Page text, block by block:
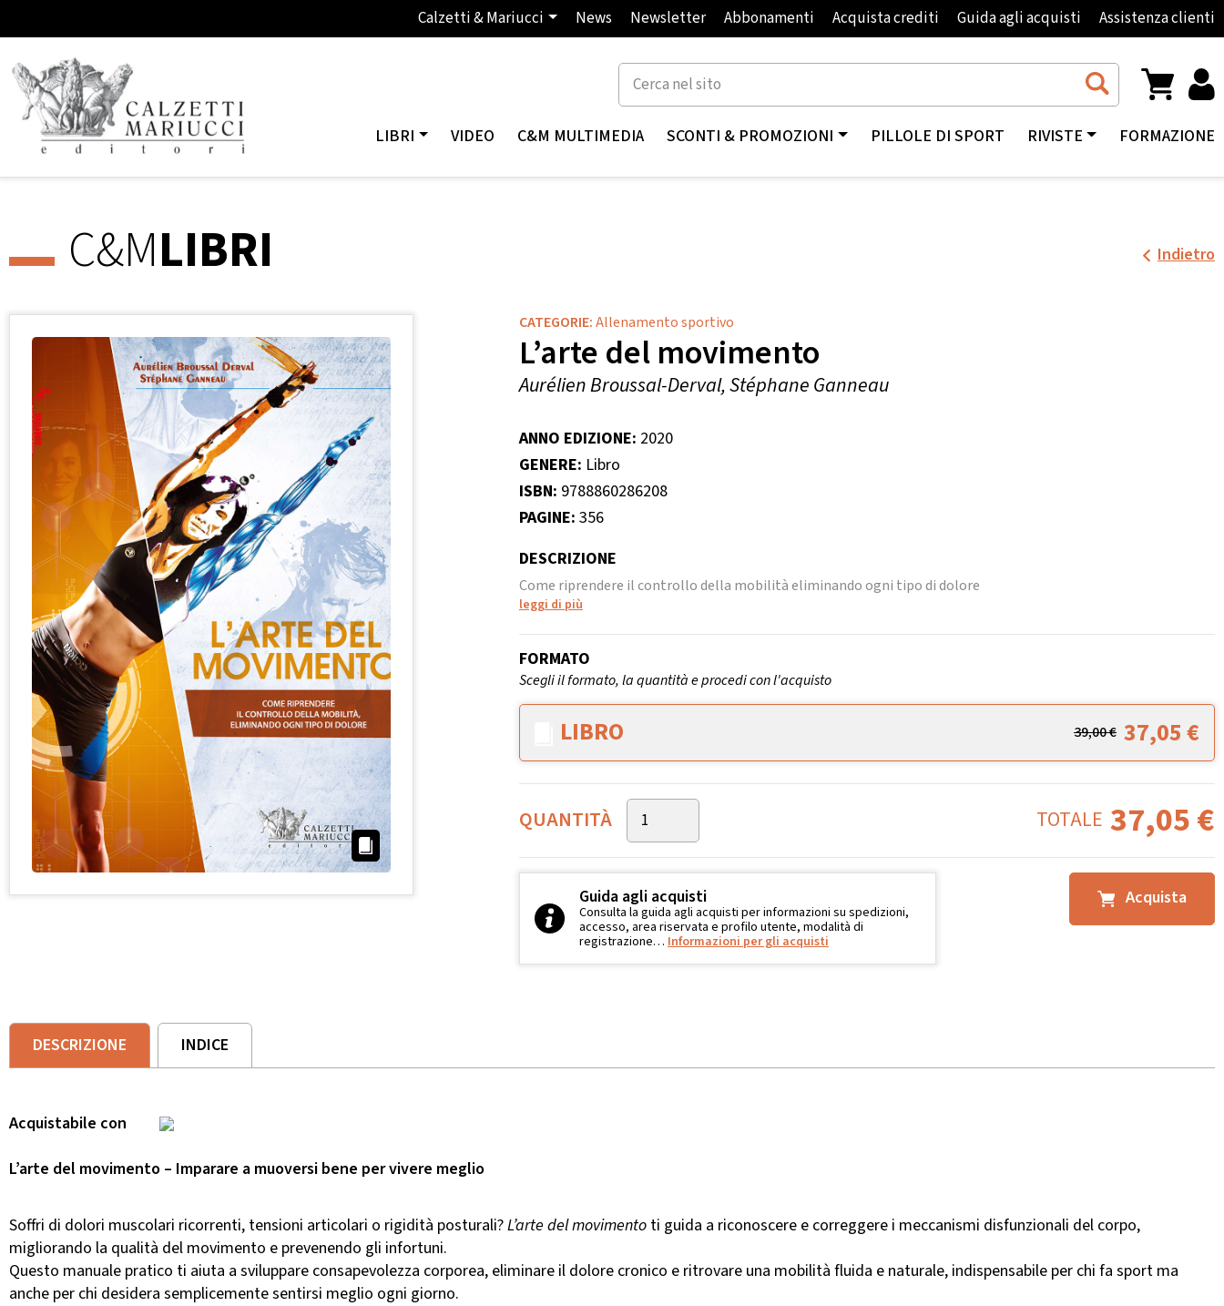
Calzetti & Mariucci News Newsletter Abbonamenti Acquista crediti Guida agli acquisti Assistenza clienti
LIBRI VIDEO C&M MULTIMEDIA SCONTI & PROMOZIONI PILLOLE DI SPORT RIVISTE FORMAZIONE
C&MLIBRI Indietro
CATEGORIE:Allenamento sportivo
L’arte del movimento
Aurélien Broussal-Derval, Stéphane Ganneau
ANNO EDIZIONE: 2020
GENERE: Libro
ISBN: 9788860286208
PAGINE: 356
DESCRIZIONE
Come riprendere il controllo della mobilità eliminando ogni tipo di dolore
leggi di più
FORMATO
Scegli il formato, la quantità e procedi con l'acquisto
LIBRO 39,00€ 37,05€
QUANTITÀ TOTALE 37,05€
Acquista
Guida agli acquisti
Consulta la guida agli acquisti per informazioni su spedizioni,
accesso, area riservata e profilo utente, modalità di
registrazione… Informazioni per gli acquisti
DESCRIZIONE INDICE
Acquistabile con
L’arte del movimento – Imparare a muoversi bene per vivere meglio
Soffri di dolori muscolari ricorrenti, tensioni articolari o rigidità posturali?L’arte del movimento ti guida a riconoscere e correggere i meccanismi disfunzionali del corpo,
migliorando la qualità del movimento e prevenendo gli infortuni.
Questo manuale pratico ti aiuta a sviluppare consapevolezza corporea, eliminare il dolore cronico e ritrovare una mobilità fluida e naturale, indispensabile per chi fa sport ma
anche per chi desidera semplicemente sentirsi meglio ogni giorno.